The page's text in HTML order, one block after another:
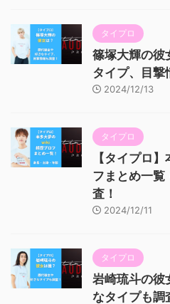
タイプロ
篠塚大輝の彼
タイプ、目撃
2024/12/13
タイプロ
【タイプロ
フまとめ一覧
査！
2024/12/11
タイプロ
岩崎琉斗の彼
なタイプも調